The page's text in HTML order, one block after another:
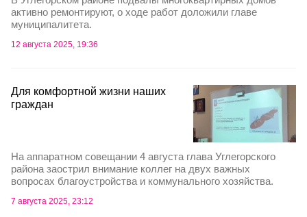
активно ремонтируют, о ходе работ доложили главе
муниципалитета.
12 августа 2025, 19:36
Для комфортной жизни наших
граждан
На аппаратном совещании 4 августа глава Углегорского
района заострил внимание коллег на двух важных
вопросах благоустройства и коммунального хозяйства.
7 августа 2025, 23:12